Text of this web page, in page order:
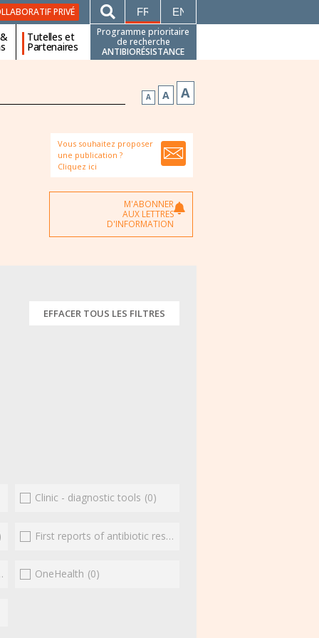
PRIVÉ FRANÇAISENGLISH
Tutelles et
Partenaires
Programme prioritaire
de recherche
ANTIBIORÉSISTANCE
A A A
Vous souhaitez proposer
une publication ?
Cliquez ici
M'ABONNER
AUX LETTRES
D'INFORMATION
EFFACER TOUS LES FILTRES
Clinic - diagnostic tools (0)
First reports of antibiotic resistance
(0) OneHealth (0)